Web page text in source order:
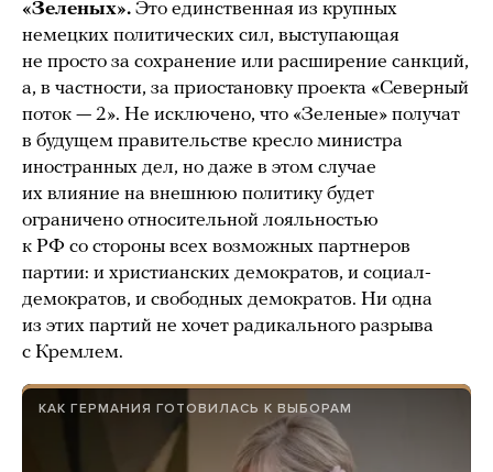
«Зеленых». Это единственная из крупных
немецких политических сил, выступающая
не просто за сохранение или расширение санкций,
а, в частности, за приостановку проекта «Северный
поток — 2». Не исключено, что «Зеленые» получат
в будущем правительстве кресло министра
иностранных дел, но даже в этом случае
их влияние на внешнюю политику будет
ограничено относительной лояльностью
к РФ со стороны всех возможных партнеров
партии: и христианских демократов, и социал-
демократов, и свободных демократов. Ни одна
из этих партий не хочет радикального разрыва
с Кремлем.
КАК ГЕРМАНИЯ ГОТОВИЛАСЬ К ВЫБОРАМ